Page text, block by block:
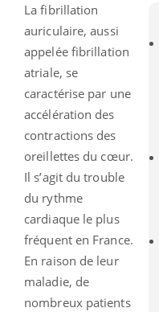
La fibrillation
auriculaire, aussi
appelée fibrillation
atriale, se
caractérise par une
accélération des
contractions des
oreillettes du cœur.
Il s’agit du trouble
du rythme
cardiaque le plus
fréquent en France.
En raison de leur
maladie, de
nombreux patients